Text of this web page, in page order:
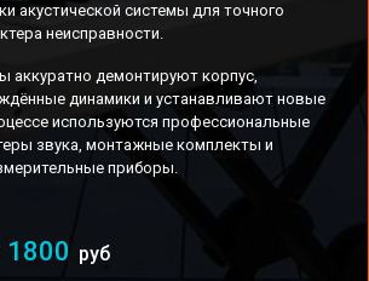
акустической системы для точного
неисправности.
аккуратно демонтируют корпус,
динамики и устанавливают новые
используются профессиональные
звука, монтажные комплекты и
приборы.
1800 руб